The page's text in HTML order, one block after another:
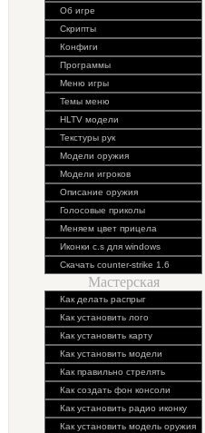
Об игре
Скрипты
Конфиги
Программы
Меню игры
Темы меню
HLTV модели
Текстуры рук
Модели оружия
Модели игроков
Описание оружия
Голосовые приколы
Меняем цвет прицела
Иконки c.s для windows
Скачать counter-strike 1.6
Мастерская
Как делать распрыг
Как установить лого
Как установить карту
Как установить модели
Как правильно стрелять
Как создать фон консоли
Как установить радио иконку
Как установить модель оружия